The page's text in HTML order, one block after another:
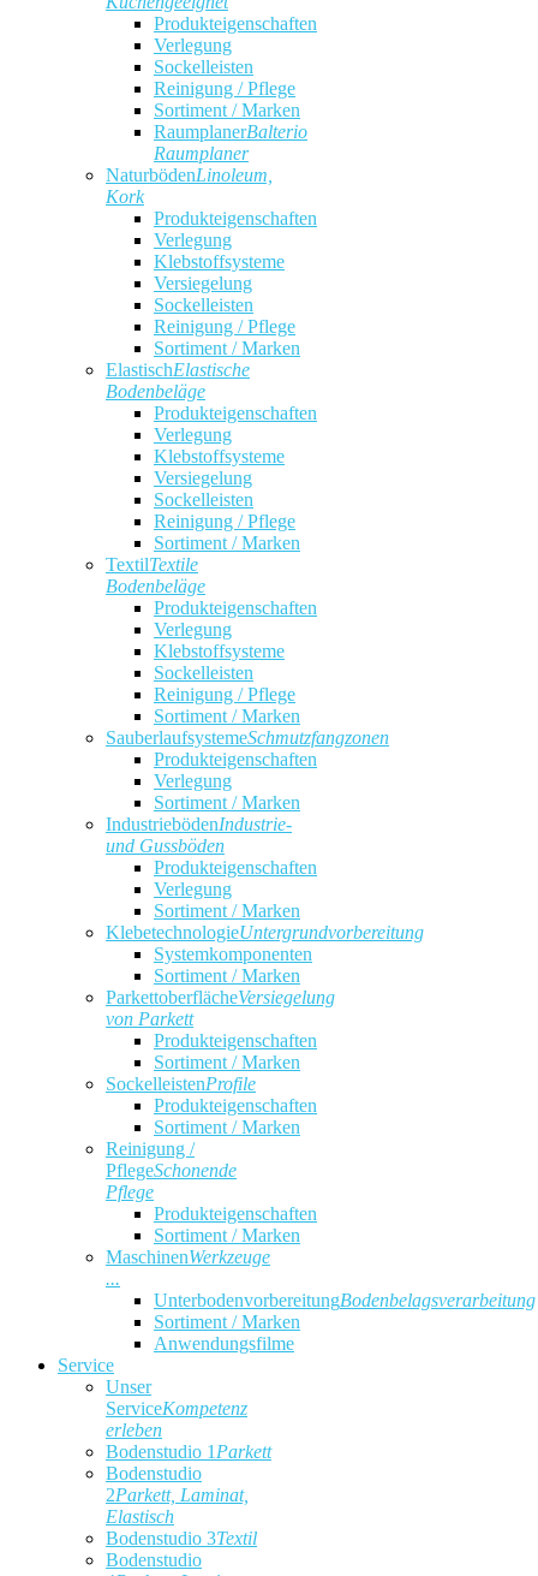
Produkteigenschaften
Verlegung
Sockelleisten
Reinigung / Pflege
Sortiment / Marken
RaumplanerBalterio
Raumplaner
NaturbödenLinoleum,
Kork
Produkteigenschaften
Verlegung
Klebstoffsysteme
Versiegelung
Sockelleisten
Reinigung / Pflege
Sortiment / Marken
ElastischElastische
Bodenbeläge
Produkteigenschaften
Verlegung
Klebstoffsysteme
Versiegelung
Sockelleisten
Reinigung / Pflege
Sortiment / Marken
TextilTextile
Bodenbeläge
Produkteigenschaften
Verlegung
Klebstoffsysteme
Sockelleisten
Reinigung / Pflege
Sortiment / Marken
SauberlaufsystemeSchmutzfangzonen
Produkteigenschaften
Verlegung
Sortiment / Marken
IndustriebödenIndustrie-
und Gussböden
Produkteigenschaften
Verlegung
Sortiment / Marken
KlebetechnologieUntergrundvorbereitung
Systemkomponenten
Sortiment / Marken
ParkettoberflächeVersiegelung
von Parkett
Produkteigenschaften
Sortiment / Marken
SockelleistenProfile
Produkteigenschaften
Sortiment / Marken
Reinigung /
PflegeSchonende
Pflege
Produkteigenschaften
Sortiment / Marken
MaschinenWerkzeuge
...
UnterbodenvorbereitungBodenbelagsverarbeitung
Sortiment / Marken
Anwendungsfilme
Service
Unser
ServiceKompetenz
erleben
Bodenstudio 1 Parkett
Bodenstudio
2Parkett, Laminat,
Elastisch
Bodenstudio 3Textil
Bodenstudio